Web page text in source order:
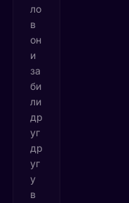
ло
в
он
и
за
би
ли
др
уг
др
уг
у
в